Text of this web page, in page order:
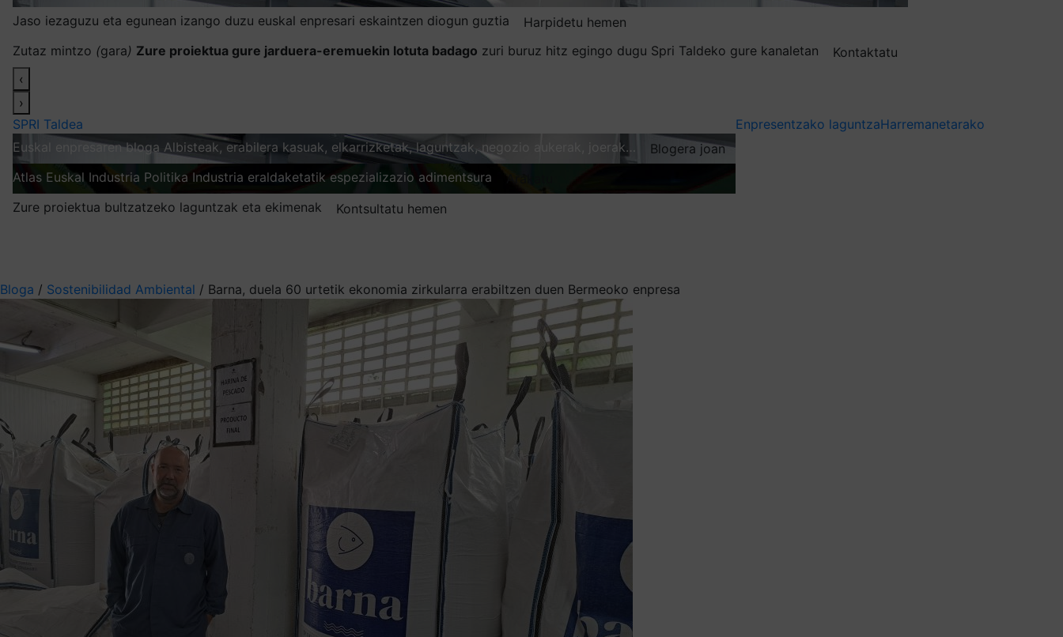
Jaso iezaguzu eta egunean izango duzu euskal enpresari eskaintzen diogun guztia
Harpidetu hemen
Zutaz mintzo (gara) Zure proiektua gure jarduera-eremuekin lotuta badago zuri buruz hitz egingo dugu Spri Taldeko gure kanaletan
Kontaktatu
‹
›
SPRI Taldea
Euskal enpresaren bloga Albisteak, erabilera kasuak, elkarrizketak, laguntzak, negozio aukerak, joerak…
Blogera joan
Atlas Euskal Industria Politika Industria eraldaketatik espezializazio adimentsura
Zure proiektua bultzatzeko laguntzak eta ekimenak
Kontsultatu hemen
Enpresentzako laguntzaHarremanetarako
Bloga / Sostenibilidad Ambiental / Barna, duela 60 urtetik ekonomia zirkularra erabiltzen duen Bermeoko enpresa